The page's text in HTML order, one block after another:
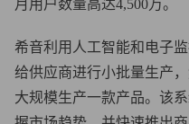
月用户数量高达4,500万。
希音利用人工智能和电子
给供应商进行小批量生产
大规模生产一款产品。该